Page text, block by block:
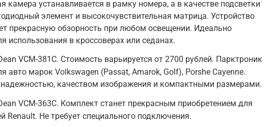
камера устанавливается в рамку номера, а в качестве подсветки
элемент и высокочувствительная матрица. Устройство
прекрасную обзорность при любом освещении. Идеально
использования в кроссоверах или седанах.
VCM-381C. Стоимость варьируется от 2700 рублей. Парктроник
авто марок Volkswagen (Passat, Amarok, Golf), Porshe Cayenne.
надежностью, качеством изображения и компактными размерами.
VCM-363C. Комплект станет прекрасным приобретением для
Renault. Не требует специального подключения.